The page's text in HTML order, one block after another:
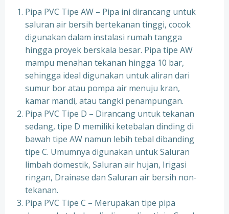
Pipa PVC Tipe AW – Pipa ini dirancang untuk
saluran air bersih bertekanan tinggi, cocok
digunakan dalam instalasi rumah tangga
hingga proyek berskala besar. Pipa tipe AW
mampu menahan tekanan hingga 10 bar,
sehingga ideal digunakan untuk aliran dari
sumur bor atau pompa air menuju kran,
kamar mandi, atau tangki penampungan.
Pipa PVC Tipe D – Dirancang untuk tekanan
sedang, tipe D memiliki ketebalan dinding di
bawah tipe AW namun lebih tebal dibanding
tipe C. Umumnya digunakan untuk Saluran
limbah domestik, Saluran air hujan, Irigasi
ringan, Drainase dan Saluran air bersih non-
tekanan.
Pipa PVC Tipe C – Merupakan tipe pipa